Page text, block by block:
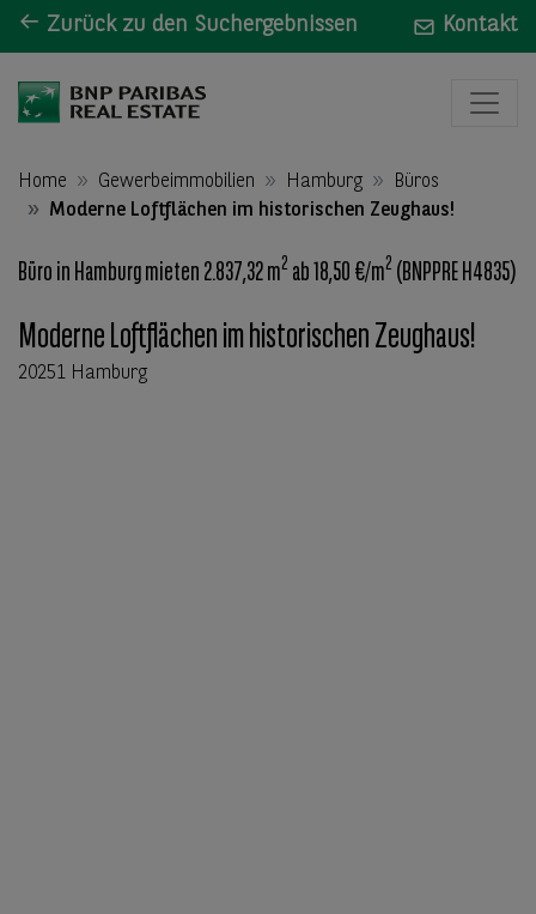
Zurück zu den Suchergebnissen Kontakt
Home Gewerbeimmobilien Hamburg
Büros
Moderne Loftflächen im historischen Zeughaus!
Büro in Hamburg mieten 2.837,32 m2 ab 18,50 €/m2 (BNPPRE H4835)
Moderne Loftflächen im historischen Zeughaus!
20251 Hamburg